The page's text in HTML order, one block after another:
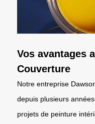
Vos avantages
Couverture
Notre entreprise
depuis plusieurs
projets de peinture